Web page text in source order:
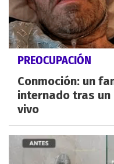
PREOCUPACIÓN
Conmoción: un
internado tras
vivo